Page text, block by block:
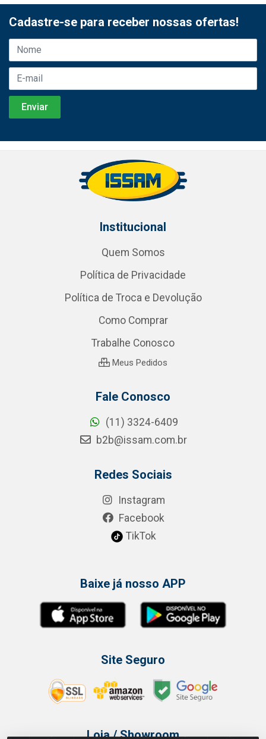
Cadastre-se para receber nossas ofertas!
Institucional
Quem Somos
Política de Privacidade
Política de Troca e Devolução
Como Comprar
Trabalhe Conosco
Meus Pedidos
Fale Conosco
(11) 3324-6409
b2b@issam.com.br
Redes Sociais
Instagram
Facebook
TikTok
Baixe já nosso APP
Site Seguro
Loja / Showroom